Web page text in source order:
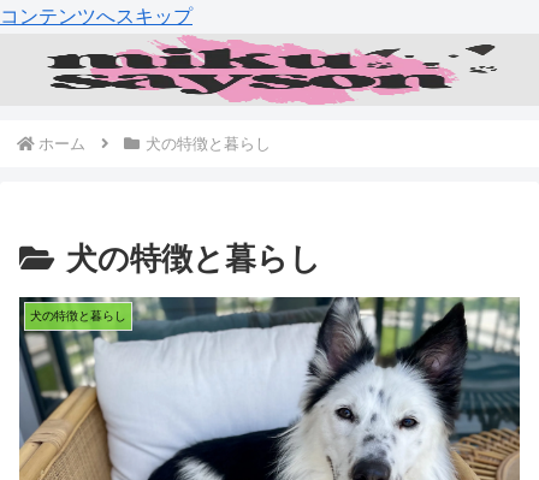
コンテンツへスキップ
ホーム 犬の特徴と暮らし
犬の特徴と暮らし
犬の特徴と暮らし